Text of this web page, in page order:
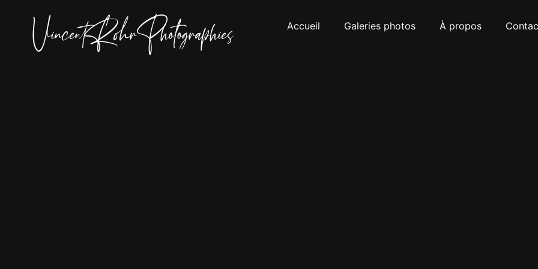
Accueil Galeries photos À propos